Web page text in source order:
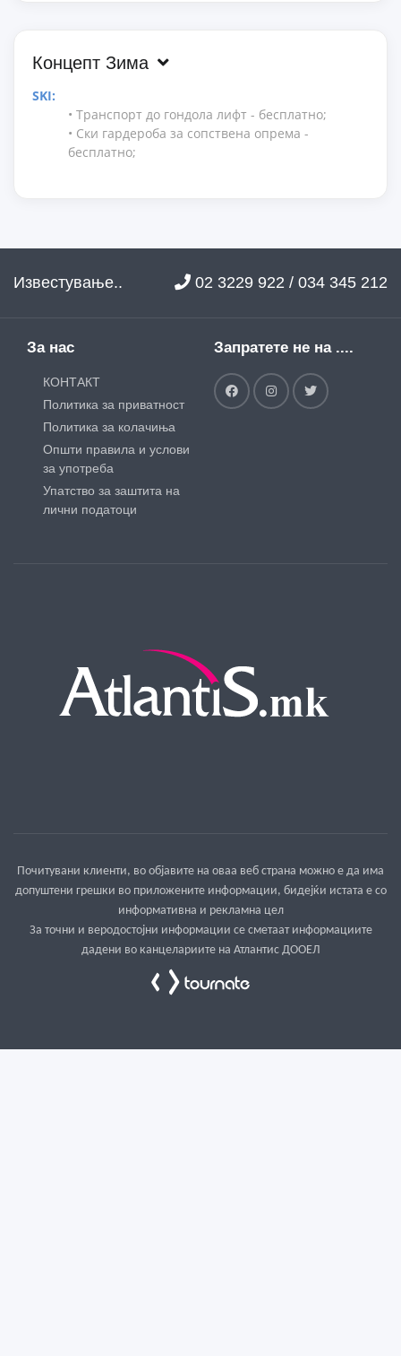
Концепт Зима
SKI:
• Транспорт до гондола лифт - бесплатно;
• Ски гардероба за сопствена опрема -
бесплатно;
Известување.. 02 3229 922 / 034 345 212
За нас
КОНТАКТ
Политика за приватност
Политика за колачиња
Општи правила и услови
за употреба
Упатство за заштита на
лични податоци
Запратете не на ....
Почитувани клиенти, во објавите на оваа веб страна можно е да има
допуштени грешки во приложените информации, бидејќи истата е со
информативна и рекламна цел
За точни и веродостојни информации се сметаат информациите
дадени во канцелариите на Атлантис ДООЕЛ